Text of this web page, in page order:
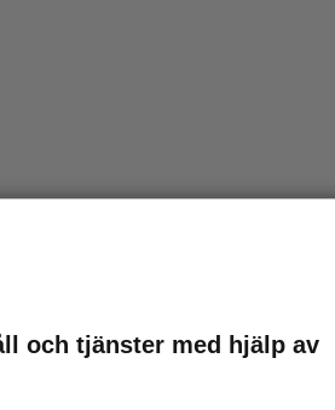
och tjänster med hjälp av